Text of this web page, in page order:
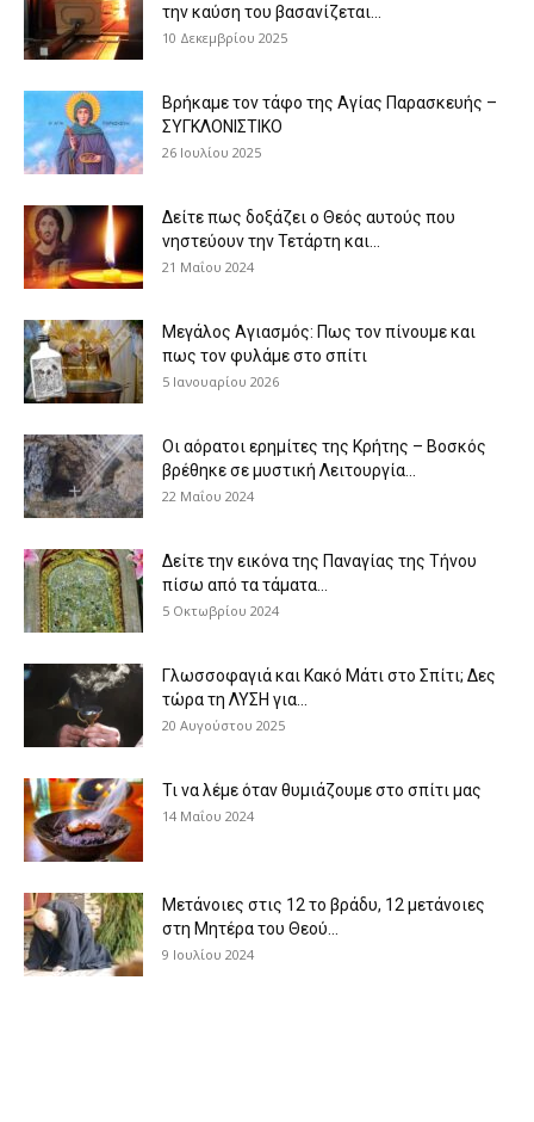
την καύση του βασανίζεται...
10 Δεκεμβρίου 2025
Βρήκαμε τον τάφο της Αγίας Παρασκευής –
ΣΥΓΚΛΟΝΙΣΤΙΚΟ
26 Ιουλίου 2025
Δείτε πως δοξάζει ο Θεός αυτούς που
νηστεύουν την Τετάρτη και...
21 Μαΐου 2024
Μεγάλος Αγιασμός: Πως τον πίνουμε και
πως τον φυλάμε στο σπίτι
5 Ιανουαρίου 2026
Οι αόρατοι ερημίτες της Κρήτης – Βοσκός
βρέθηκε σε μυστική Λειτουργία...
22 Μαΐου 2024
Δείτε την εικόνα της Παναγίας της Τήνου
πίσω από τα τάματα...
5 Οκτωβρίου 2024
Γλωσσοφαγιά και Κακό Μάτι στο Σπίτι; Δες
τώρα τη ΛΥΣΗ για...
20 Αυγούστου 2025
Τι να λέμε όταν θυμιάζουμε στο σπίτι μας
14 Μαΐου 2024
Μετάνοιες στις 12 το βράδυ, 12 μετάνοιες
στη Μητέρα του Θεού...
9 Ιουλίου 2024